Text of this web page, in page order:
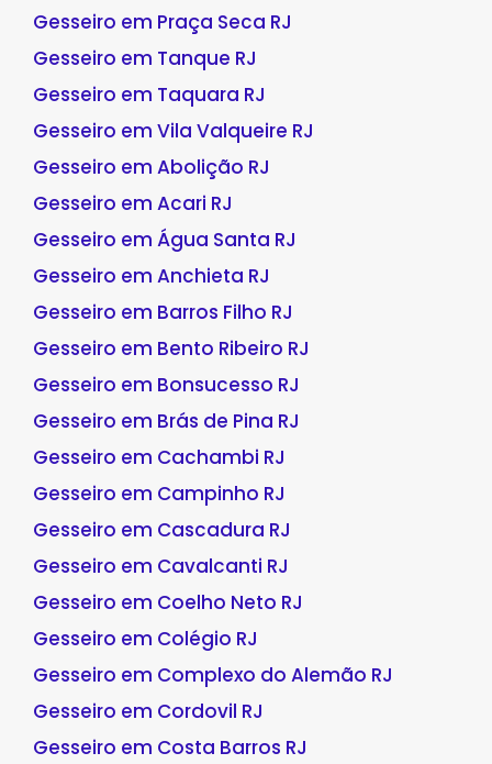
Gesseiro em Praça Seca RJ
Gesseiro em Tanque RJ
Gesseiro em Taquara RJ
Gesseiro em Vila Valqueire RJ
Gesseiro em Abolição RJ
Gesseiro em Acari RJ
Gesseiro em Água Santa RJ
Gesseiro em Anchieta RJ
Gesseiro em Barros Filho RJ
Gesseiro em Bento Ribeiro RJ
Gesseiro em Bonsucesso RJ
Gesseiro em Brás de Pina RJ
Gesseiro em Cachambi RJ
Gesseiro em Campinho RJ
Gesseiro em Cascadura RJ
Gesseiro em Cavalcanti RJ
Gesseiro em Coelho Neto RJ
Gesseiro em Colégio RJ
Gesseiro em Complexo do Alemão RJ
Gesseiro em Cordovil RJ
Gesseiro em Costa Barros RJ